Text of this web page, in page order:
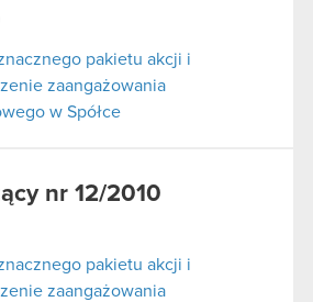
pakietu akcji i
zaangażowania
w Spółce
nr 12/2010
pakietu akcji i
zaangażowania